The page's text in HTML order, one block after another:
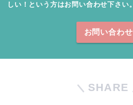
しい！という方はお問い合わせ下さい。
お問い合わせ
SHARE